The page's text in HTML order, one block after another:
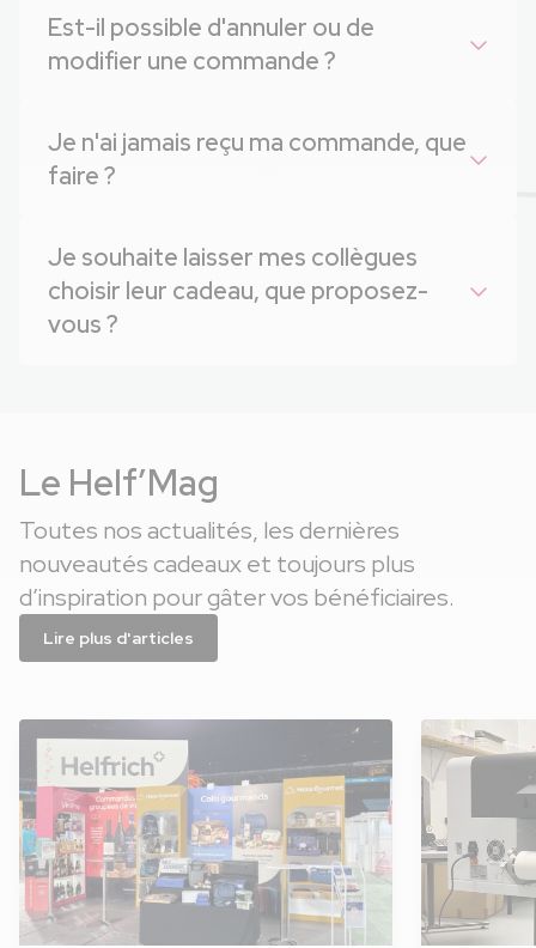
Est-il possible d'annuler ou de
modifier une commande ?
Je n'ai jamais reçu ma commande, que
faire ?
Je souhaite laisser mes collègues
choisir leur cadeau, que proposez-
vous ?
Le Helf’Mag
Toutes nos actualités, les dernières
nouveautés cadeaux et toujours plus
d’inspiration pour gâter vos bénéficiaires.
Lire plus d'articles